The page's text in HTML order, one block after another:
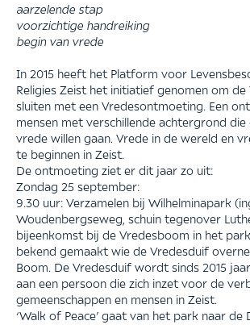
aarzelende stap
voorzichtige handreiking
begin van vrede
In 2015 heeft het Platform voor
Religies Zeist het initiatief genomen om
sluiten met een Vredesontmoeting. Een
mensen met verschillende achtergrond
vrede willen gaan. Vrede in de wereld en
te beginnen in Zeist.
De ontmoeting ziet er dit jaar zo uit:
Zondag 25 september:
9.30 uur: Verzamelen bij Wilhelminapark
Woudenbergseweg, schuin tegenover
bijeenkomst bij de Vredesboom in het
bekend gemaakt wie de Vredesduif
Boom. De Vredesduif wordt sinds 2015
aan een persoon die zich inzet voor de
gemeenschappen en mensen in Zeist.
‘Walk of Peace’ gaat van het park naar de